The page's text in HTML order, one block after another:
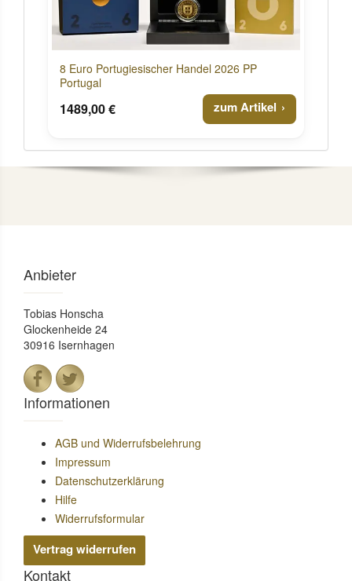
8 Euro Portugiesischer Handel 2026 PP
Portugal
1489,00 € zum Artikel
Anbieter
Tobias Honscha
Glockenheide 24
30916 Isernhagen
Informationen
AGB und Widerrufsbelehrung
Impressum
Datenschutzerklärung
Hilfe
Widerrufsformular
Vertrag widerrufen
Kontakt